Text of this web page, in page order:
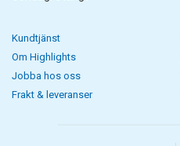
Kundtjänst
Om Highlights
Jobba hos oss
Frakt & leveranser